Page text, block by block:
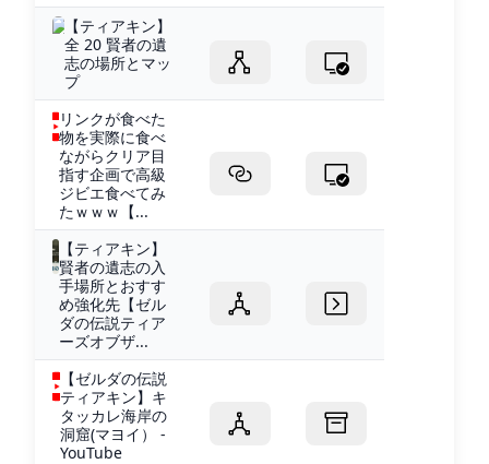
【ティアキン】
全 20 賢者の遺
志の場所とマッ
プ
リンクが食べた
物を実際に食べ
ながらクリア目
指す企画で高級
ジビエ食べてみ
たｗｗｗ【...
【ティアキン】
賢者の遺志の入
手場所とおすす
め強化先【ゼル
ダの伝説ティア
ーズオブザ...
【ゼルダの伝説
ティアキン】キ
タッカレ海岸の
洞窟(マヨイ） -
YouTube